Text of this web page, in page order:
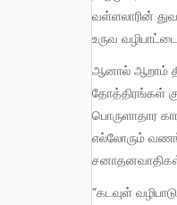
வள்ளலாரின்
உருவ
ஆனால் ஆறாம் திருமுறை சிறப்பானது. பக்தியின் மேம்பட்ட நிலையில் உள்ளது. சமயங்களை கடந்த சமயாதீதம் கொண்டது. பொய்யான
தோத்திரங்கள்
பொருளாதார
எல்லோரும்
”கடவுள் வழிபாடு என்பது, சடங்குகள், யாகங்கள், வேண்டுதல்களில் இல்லை. மனிதர்களுக்கு மனிதர்கள் உதவும் ‘ஜீவகாருண்யம்’ தான்